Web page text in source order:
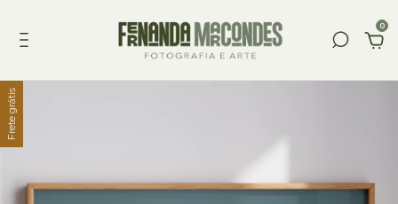
0
Frete grátis